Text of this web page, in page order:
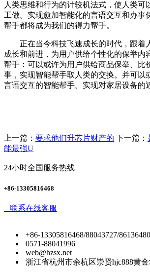
人类思维和行为的计较机法式，使人类可
工做。实现愈加智能化的言语交互和办事
帮手都将成为我们的得力帮手。
正在当今科技飞速成长的时代，跟着
成长和前进，为用户供给个性化的保举内
帮手：可以或许为用户供给商品保举、比
事，实现智能帮手取人类的交换。并可以
言语交互的智能帮手。实现对家居设备的
上一篇： 要求他们升芯片财产的 下一篇：
能最强U
24小时全国服务热线
+86-13305816468
联系在线客服
+86-13305816468/88043727/86136480
0571-88041996
web@hzsx.net
浙江省杭州市余杭区崇贤hjc888黄